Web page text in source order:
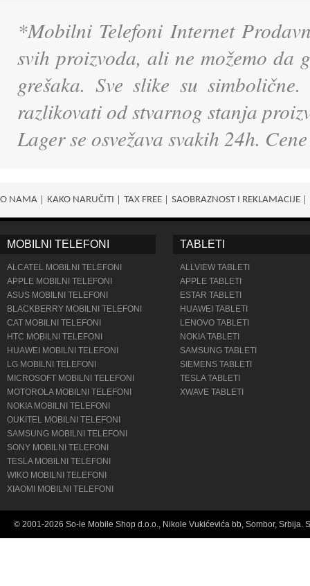
*Mobilni Telefoni Internet
svih proizvoda, ali ne možemo da
grešaka. Sve slike su
razlikovati od stvarnog stanja
Lager se osvežava svakih 24h.
O NAMA KAKO NARUČITI TAX FREE SAOBRAZNOST I REKLAMACIJE
MOBILNI TELEFONI
ALCATEL MOBILNI TELEFONI
APPLE MOBILNI TELEFONI
ASUS MOBILNI TELEFONI
BLACKBERRY MOBILNI TELEFONI
CAT MOBILNI TELEFONI
HTC MOBILNI TELEFONI
HUAWEI MOBILNI TELEFONI
LG MOBILNI TELEFONI
MICROSOFT MOBILNI TELEFONI
MOTOROLA MOBILNI TELEFONI
NOKIA MOBILNI TELEFONI
OUKITEL MOBILNI TELEFONI
SAMSUNG MOBILNI TELEFONI
SONY MOBILNI TELEFONI
TESLA MOBILNI TELEFONI
WIKO MOBILNI TELEFONI
XIAOMI MOBILNI TELEFONI
TABLETI
ALLVIEW TABLETI
APPLE TABLETI
ESTAR TABLETI
HUAWEI TABLETI
LENOVO TABLETI
NOKIA TABLETI
SAMSUNG TABLETI
SIEMENS TABLETI
TESLA TABLETI
XWAVE TABLETI
© 2001-2026 So-le Mobile Shop d.o.o., Nikole Vukićevića bb, Sombor, Srbija.